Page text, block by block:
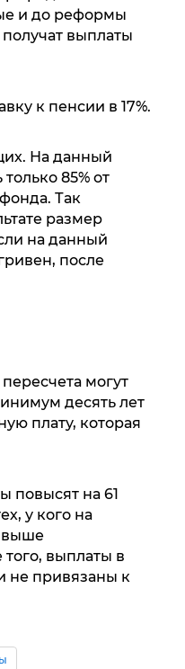
и до реформы
выплаты
к пенсии в 17%.
На данный
85% от
Так
размер
на данный
после
могут
десять лет
плату, которая
повысят на 61
у кого на
выше
выплаты в
не привязаны к